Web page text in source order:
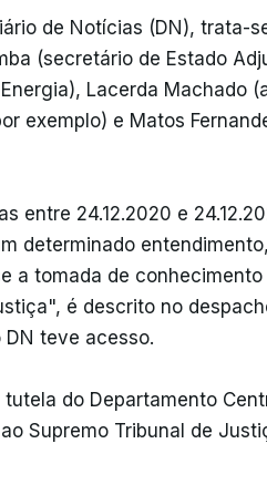
de Notícias (DN), trata-
(secretário de Estado
Lacerda Machado
exemplo) e Matos
entre 24.12.2020 e
determinado
a tomada de
é descrito no
DN teve acesso.
do Departamento
Supremo Tribunal de